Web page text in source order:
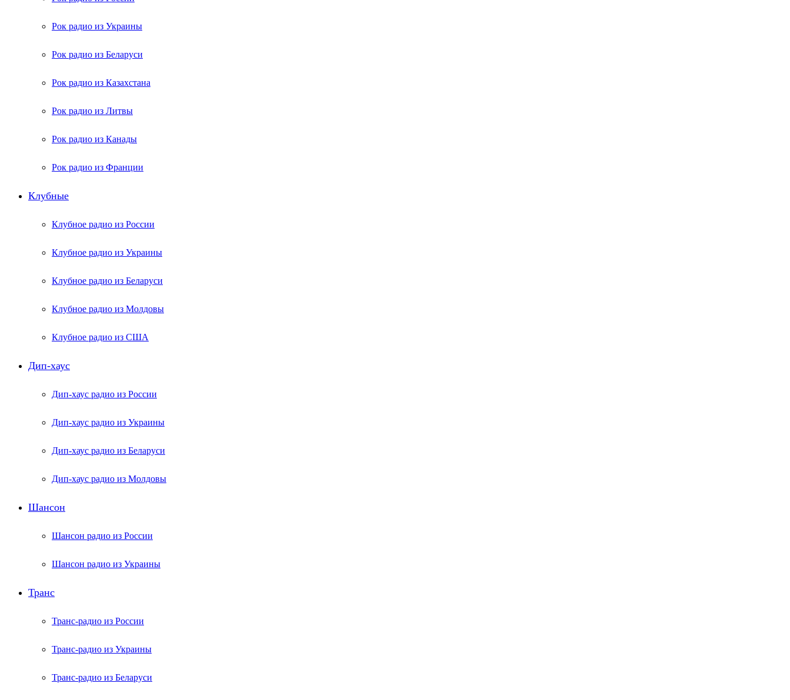
Рок радио из Украины
Рок радио из Беларуси
Рок радио из Казахстана
Рок радио из Литвы
Рок радио из Канады
Рок радио из Франции
Клубные
Клубное радио из России
Клубное радио из Украины
Клубное радио из Беларуси
Клубное радио из Молдовы
Клубное радио из США
Дип-хаус
Дип-хаус радио из России
Дип-хаус радио из Украины
Дип-хаус радио из Беларуси
Дип-хаус радио из Молдовы
Шансон
Шансон радио из России
Шансон радио из Украины
Транс
Транс-радио из России
Транс-радио из Украины
Транс-радио из Беларуси